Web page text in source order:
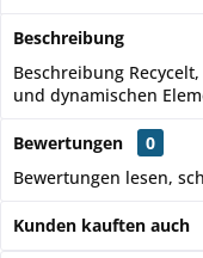
Beschreibung
Beschreibung
und dynamischen
Bewertungen
0
Bewertungen lesen,
Kunden kauften auch